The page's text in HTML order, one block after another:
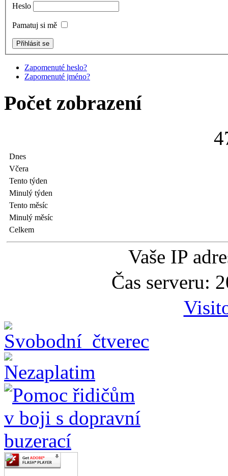
Heslo
Pamatuj si mě
Zapomenuté heslo?
Zapomenuté jméno?
Počet zobrazení
4
Dnes
Včera
Tento týden
Minulý týden
Tento měsíc
Minulý měsíc
Celkem
Vaše IP
Čas serveru: